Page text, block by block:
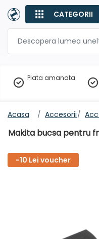
CATEGORII
Plata amanata
Acasa Accesorii
Makita bucsa pentru
-10 Lei voucher